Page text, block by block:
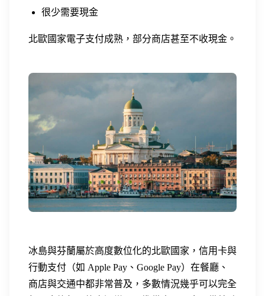
很少需要現金
北歐國家電子支付成熟，部分商店甚至不收現金。
冰島與芬蘭屬於高度數位化的北歐國家，信用卡與
行動支付（如 Apple Pay、Google Pay）在餐廳、
商店與交通中都非常普及，多數情況幾乎可以完全